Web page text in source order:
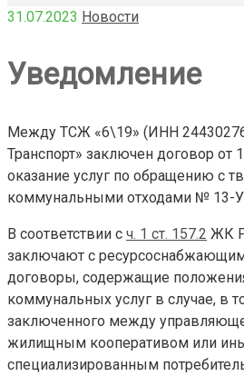
31.07.2023 Новости
Уведомление
Между ТСЖ «6\19» (ИНН
Транспорт» заключен договор от
оказание услуг по обращению с
коммунальными отходами № 13-
В соответствии с ч. 1 ст. 157.2 ЖК
заключают с
договоры, содержащие
коммунальных услуг в случае, в
заключенного между
жилищным кооперативом или
специализированным